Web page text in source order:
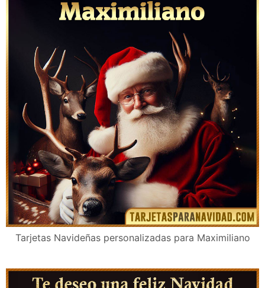
Tarjetas Navideñas personalizadas para Maximiliano